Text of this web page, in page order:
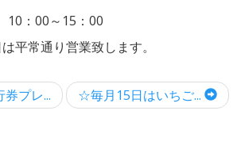
：00～15：00
通り営業致します。
プレ... ☆毎月15日はいちご...